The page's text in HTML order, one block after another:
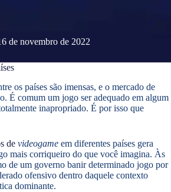
de novembro de 2022
os países são imensas, e o mercado de
É comum um jogo ser adequado em algum
inapropriado. É por isso que
de videogame em diferentes países gera
mais corriqueiro do que você imagina. Às
de um governo banir determinado jogo por
ofensivo dentro daquele contexto
dominante.